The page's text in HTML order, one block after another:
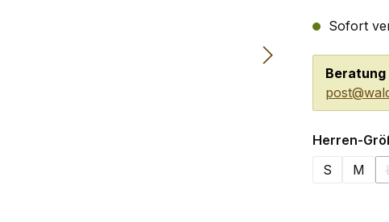
Sofort
Herren-
S
M